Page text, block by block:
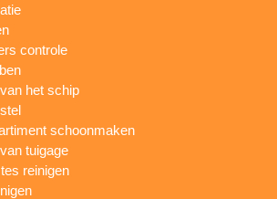
controle
het schip
schoonmaken
tuigage
reinigen